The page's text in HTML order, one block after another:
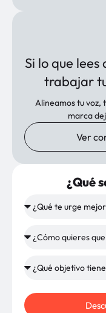
Si lo que
trabajar
Alineamos tu voz,
marca
Ver
¿Qué